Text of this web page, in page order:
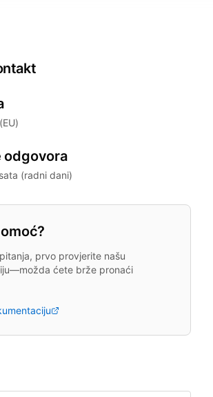
odgovora
(radni dani)
prvo provjerite našu
ćete brže pronaći